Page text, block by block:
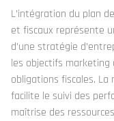
L’intégration du plan
et fiscaux représente
d’une stratégie
les objectifs
obligations fiscales. La
facilite le suivi des
maîtrise des